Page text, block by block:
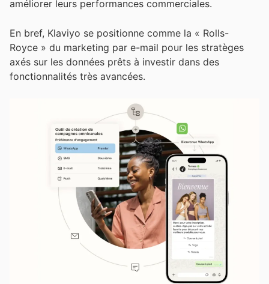
améliorer leurs performances commerciales.
En bref, Klaviyo se positionne comme la « Rolls-
Royce » du marketing par e-mail pour les stratèges
axés sur les données prêts à investir dans des
fonctionnalités très avancées.